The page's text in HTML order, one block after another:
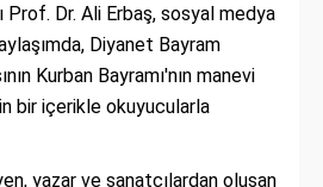
Prof. Dr. Ali Erbaş, sosyal medya
Diyanet Bayram
Kurban Bayramı'nın manevi
bir içerikle okuyucularla
yazar ve sanatçılardan oluşan